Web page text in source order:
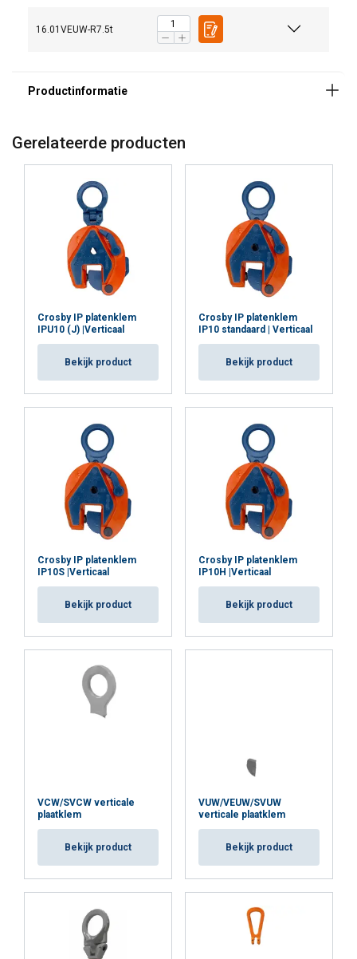
16.01VEUW-R7.5t
Gerelateerde producten
Crosby IP platenklem
IPU10 (J) |Verticaal
Bekijk product
Crosby IP platenklem
IP10 standaard | Verticaal
Bekijk product
Crosby IP platenklem
IP10S |Verticaal
Bekijk product
Crosby IP platenklem
IP10H |Verticaal
Bekijk product
VCW/SVCW verticale
plaatklem
Bekijk product
VUW/VEUW/SVUW
verticale plaatklem
Bekijk product